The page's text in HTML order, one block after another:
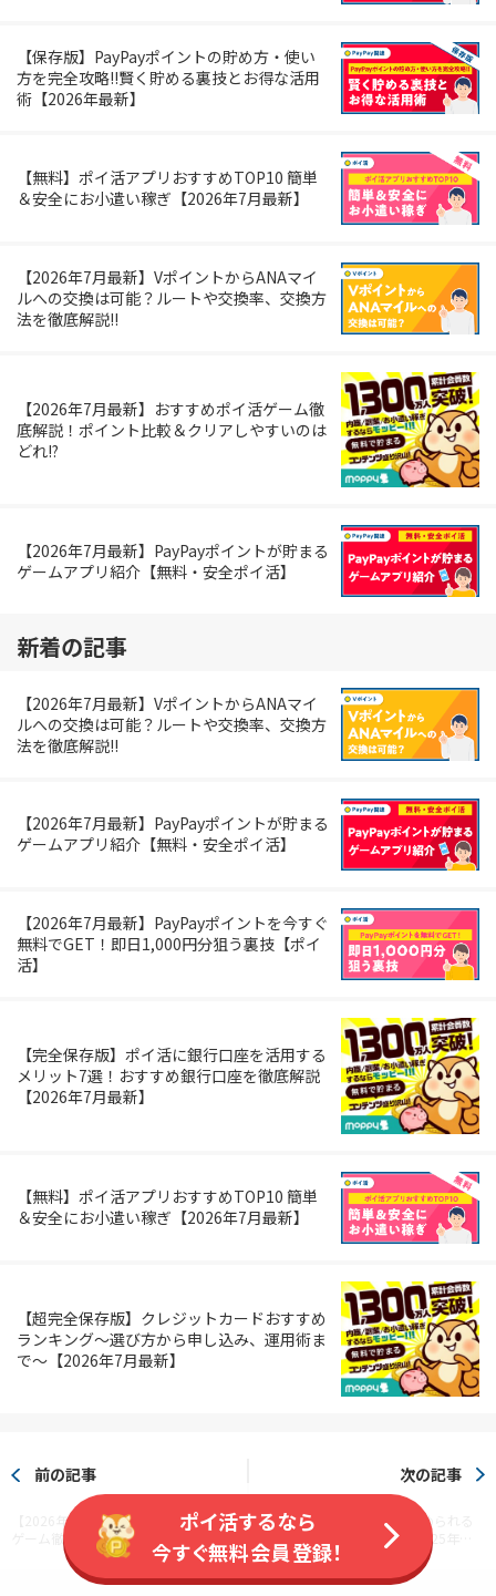
【保存版】PayPayポイントの貯め方・使い
方を完全攻略!!賢く貯める裏技とお得な活用
術【2026年最新】
【無料】ポイ活アプリおすすめTOP10 簡単
＆安全にお小遣い稼ぎ【2026年7月最新】
【2026年7月最新】VポイントからANAマイ
ルへの交換は可能？ルートや交換率、交換方
法を徹底解説!!
【2026年7月最新】おすすめポイ活ゲーム徹
底解説！ポイント比較＆クリアしやすいのは
どれ!?
【2026年7月最新】PayPayポイントが貯まる
ゲームアプリ紹介【無料・安全ポイ活】
新着の記事
【2026年7月最新】VポイントからANAマイ
ルへの交換は可能？ルートや交換率、交換方
法を徹底解説!!
【2026年7月最新】PayPayポイントが貯まる
ゲームアプリ紹介【無料・安全ポイ活】
【2026年7月最新】PayPayポイントを今すぐ
無料でGET！即日1,000円分狙う裏技【ポイ
活】
【完全保存版】ポイ活に銀行口座を活用する
メリット7選！おすすめ銀行口座を徹底解説
【2026年7月最新】
【無料】ポイ活アプリおすすめTOP10 簡単
＆安全にお小遣い稼ぎ【2026年7月最新】
【超完全保存版】クレジットカードおすすめ
ランキング～選び方から申し込み、運用術ま
で～【2026年7月最新】
前の記事
【2026年7月最新】おすすめポイ活
ゲーム徹底解説！ポイント比較＆ク
リアしやすいのはどれ!?
次の記事
【初心者必見】ゲームで貯められる
ポイ活アプリゲーム8選【2025年
版】
ポイ活するなら
今すぐ無料会員登録！